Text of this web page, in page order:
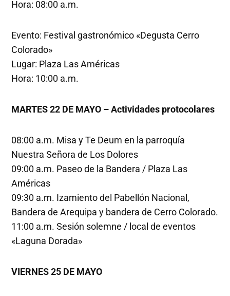
Hora: 08:00 a.m.
Evento: Festival gastronómico «Degusta Cerro
Colorado»
Lugar: Plaza Las Américas
Hora: 10:00 a.m.
MARTES 22 DE MAYO – Actividades protocolares
08:00 a.m. Misa y Te Deum en la parroquía
Nuestra Señora de Los Dolores
09:00 a.m. Paseo de la Bandera / Plaza Las
Américas
09:30 a.m. Izamiento del Pabellón Nacional,
Bandera de Arequipa y bandera de Cerro Colorado.
11:00 a.m. Sesión solemne / local de eventos
«Laguna Dorada»
VIERNES 25 DE MAYO